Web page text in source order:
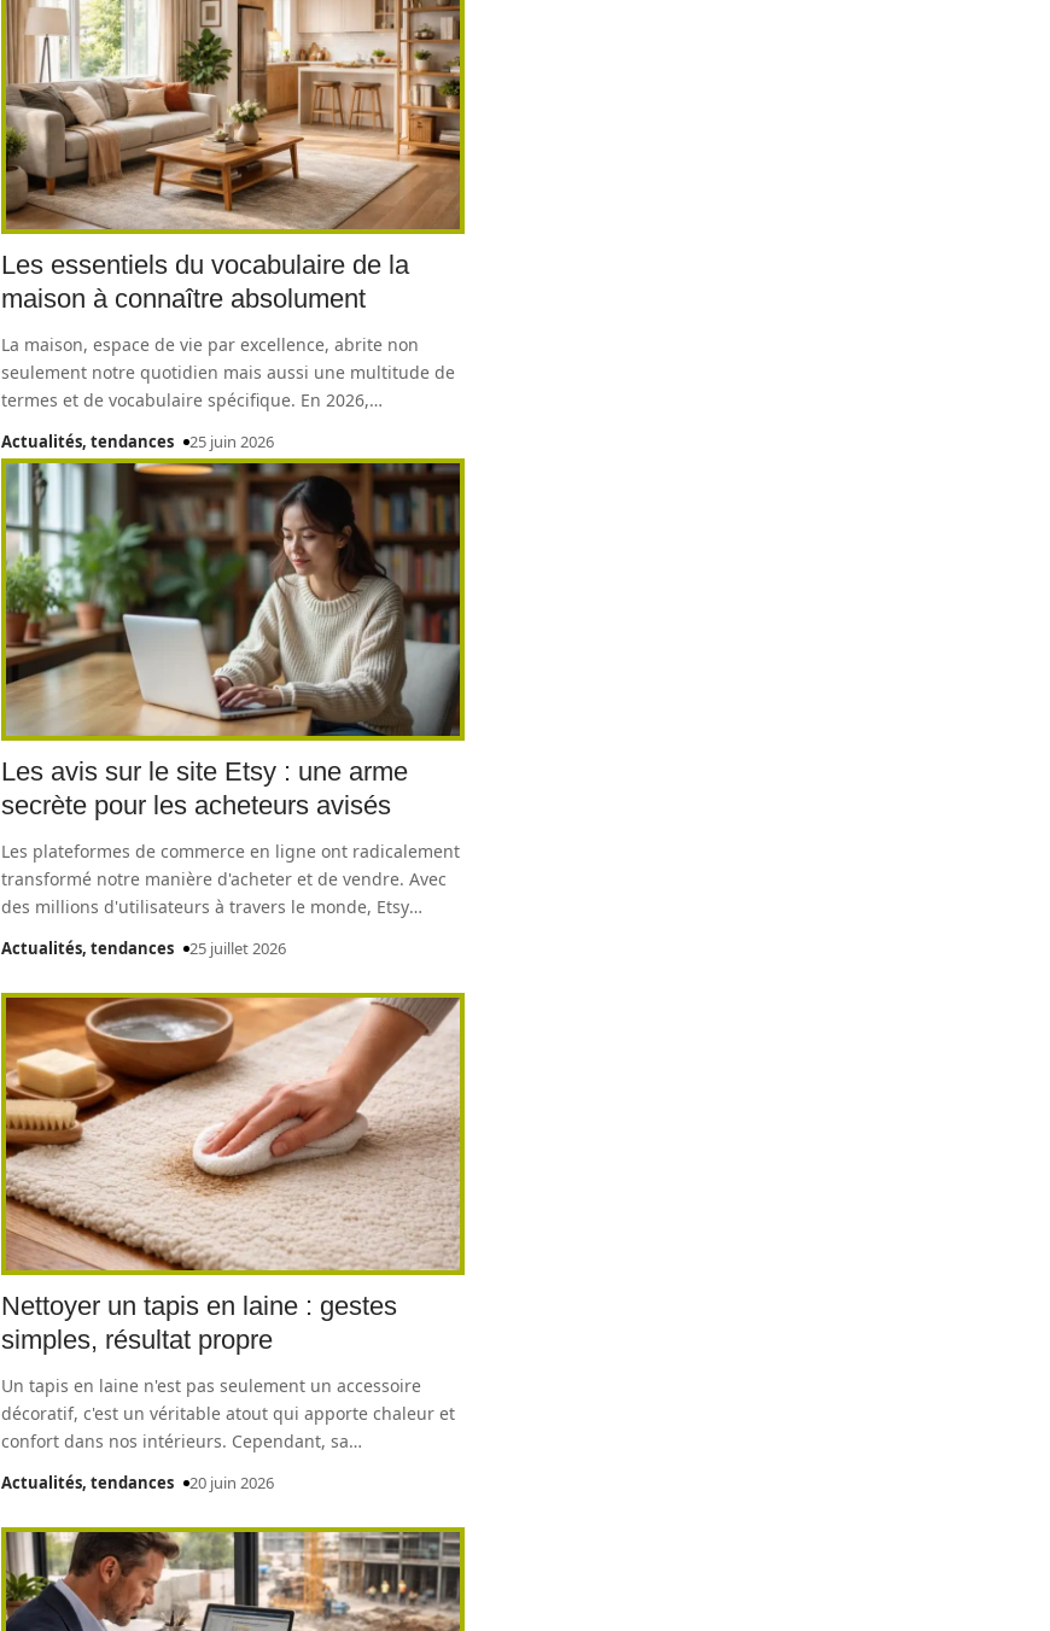
Les essentiels du vocabulaire de la
maison à connaître absolument
La maison, espace de vie par excellence, abrite non
seulement notre quotidien mais aussi une multitude de
termes et de vocabulaire spécifique. En 2026,…
Actualités, tendances 25 juin 2026
Les avis sur le site Etsy : une arme
secrète pour les acheteurs avisés
Les plateformes de commerce en ligne ont radicalement
transformé notre manière d'acheter et de vendre. Avec
des millions d'utilisateurs à travers le monde, Etsy…
Actualités, tendances 25 juillet 2026
Nettoyer un tapis en laine : gestes
simples, résultat propre
Un tapis en laine n'est pas seulement un accessoire
décoratif, c'est un véritable atout qui apporte chaleur et
confort dans nos intérieurs. Cependant, sa…
Actualités, tendances 20 juin 2026